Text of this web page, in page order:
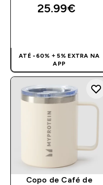
25.99€‎
ATÉ -60% + 5% EXTRA NA
APP
Copo de Café de